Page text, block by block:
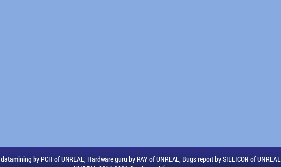
by PCH of UNREAL, Hardware guru by RAY of UNREAL, Bugs report by SILLICON of UNREAL